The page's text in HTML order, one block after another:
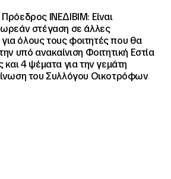
ΙΝΕΔΙΒΙΜ: Είναι
στέγαση σε άλλες
για όλους τους φοιτητές που θα
υπό ανακαίνιση Φοιτητική Εστία
4 ψέματα για την γεμάτη
του Συλλόγου Οικοτρόφων